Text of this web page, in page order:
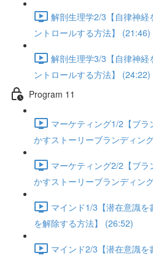
解剖生理学2/3【自律神経
ントロールする方法】 (21:46)
解剖生理学3/3【自律神経
ントロールする方法】 (24:22)
Program 11
マーケティング1/2【ブ
かすストーリーブランディン
マーケティング2/2【ブ
かすストーリーブランディン
マインド1/3【潜在意識
を解除する方法】 (26:52)
マインド2/3【潜在意識